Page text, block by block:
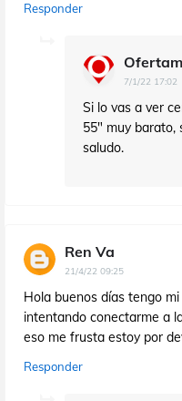
Responder
7/1/22 17:02
Si lo vas a ver
55" muy barato,
saludo.
Ren Va
21/4/22 09:25
Hola buenos días tengo
intentando conectarme a
eso me frusta estoy por
Responder